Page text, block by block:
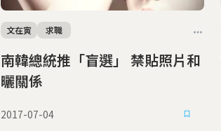
南韓總統推「盲選」 禁貼照片和
曬關係
文在寅 求職
2017-07-04